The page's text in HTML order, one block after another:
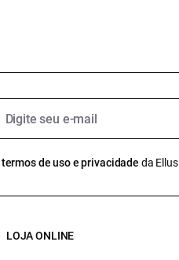
termos de uso e privacidade da Ellus
LOJA ONLINE